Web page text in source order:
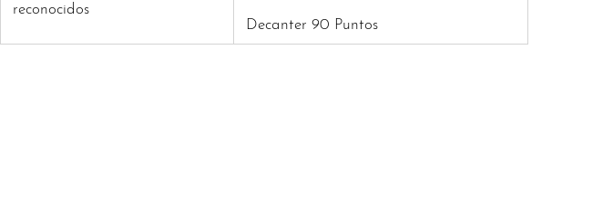
reconocidos
Decanter 90 Puntos